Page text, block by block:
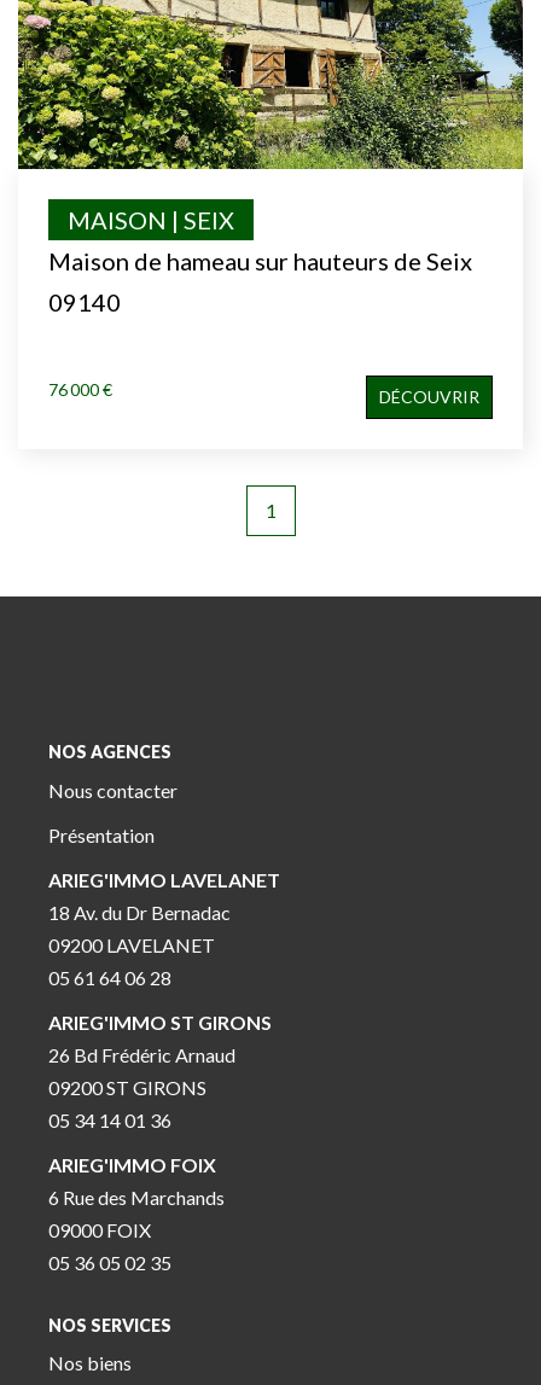
Maison de hameau sur hauteurs de Seix
09140
MAISON | SEIX
76 000 € DÉCOUVRIR
1
NOS AGENCES
Nous contacter
Présentation
ARIEG'IMMO LAVELANET
18 Av. du Dr Bernadac
09200 LAVELANET
05 61 64 06 28
ARIEG'IMMO ST GIRONS
26 Bd Frédéric Arnaud
09200 ST GIRONS
05 34 14 01 36
ARIEG'IMMO FOIX
6 Rue des Marchands
09000 FOIX
05 36 05 02 35
NOS SERVICES
Nos biens